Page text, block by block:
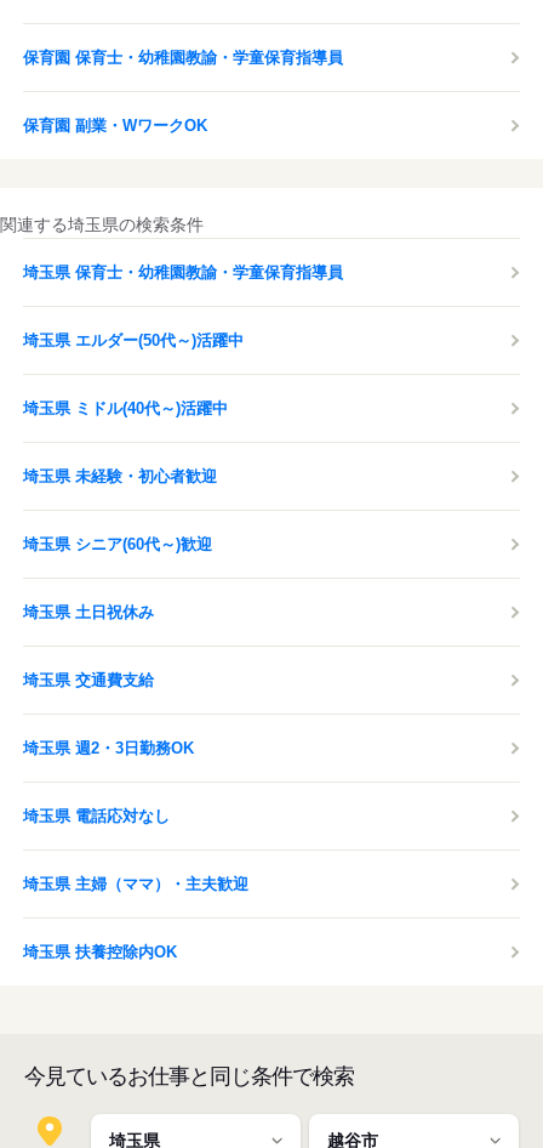
保育園 保育士・幼稚園教諭・学童保育指導員
保育園 副業・WワークOK
関連する埼玉県の検索条件
埼玉県 保育士・幼稚園教諭・学童保育指導員
埼玉県 エルダー(50代～)活躍中
埼玉県 ミドル(40代～)活躍中
埼玉県 未経験・初心者歓迎
埼玉県 シニア(60代～)歓迎
埼玉県 土日祝休み
埼玉県 交通費支給
埼玉県 週2・3日勤務OK
埼玉県 電話応対なし
埼玉県 主婦（ママ）・主夫歓迎
埼玉県 扶養控除内OK
今見ているお仕事と同じ条件で検索